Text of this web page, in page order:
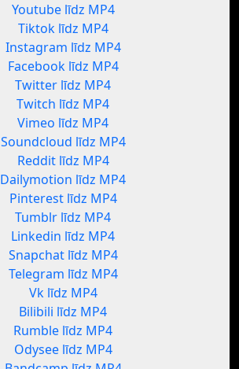
Youtube līdz MP4
Tiktok līdz MP4
Instagram līdz MP4
Facebook līdz MP4
Twitter līdz MP4
Twitch līdz MP4
Vimeo līdz MP4
Soundcloud līdz MP4
Reddit līdz MP4
Dailymotion līdz MP4
Pinterest līdz MP4
Tumblr līdz MP4
Linkedin līdz MP4
Snapchat līdz MP4
Telegram līdz MP4
Vk līdz MP4
Bilibili līdz MP4
Rumble līdz MP4
Odysee līdz MP4